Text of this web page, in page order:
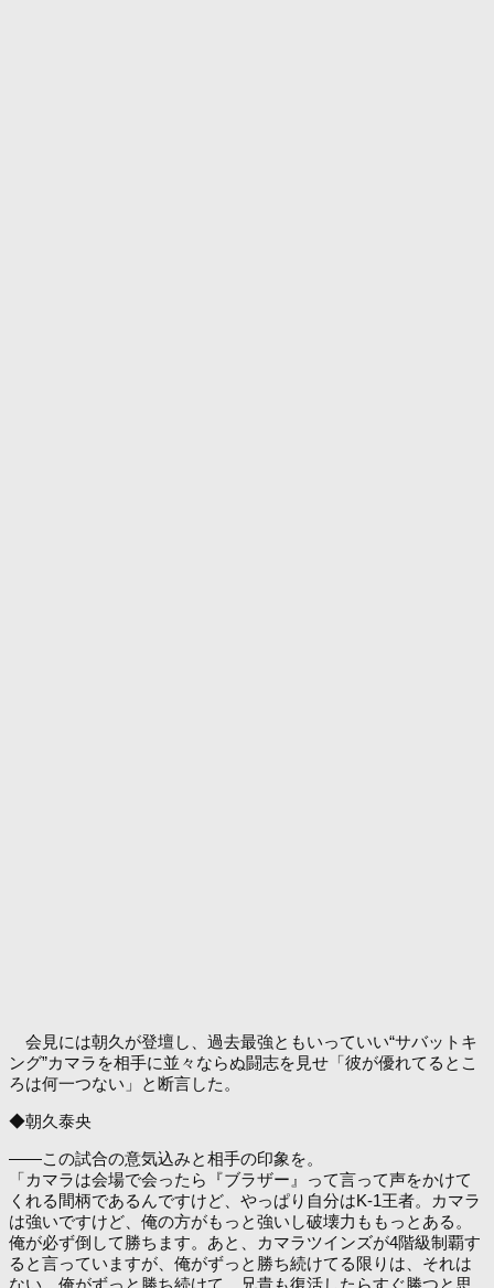
会見には朝久が登壇し、過去最強ともいっていい“サバットキ
ング”カマラを相手に並々ならぬ闘志を見せ「彼が優れてるとこ
ろは何一つない」と断言した。
◆朝久泰央
――この試合の意気込みと相手の印象を。
「カマラは会場で会ったら『ブラザー』って言って声をかけて
くれる間柄であるんですけど、やっぱり自分はK-1王者。カマラ
は強いですけど、俺の方がもっと強いし破壊力ももっとある。
俺が必ず倒して勝ちます。あと、カマラツインズが4階級制覇す
ると言っていますが、俺がずっと勝ち続けてる限りは、それは
ない。俺がずっと勝ち続けて、兄貴も復活したらすぐ勝つと思